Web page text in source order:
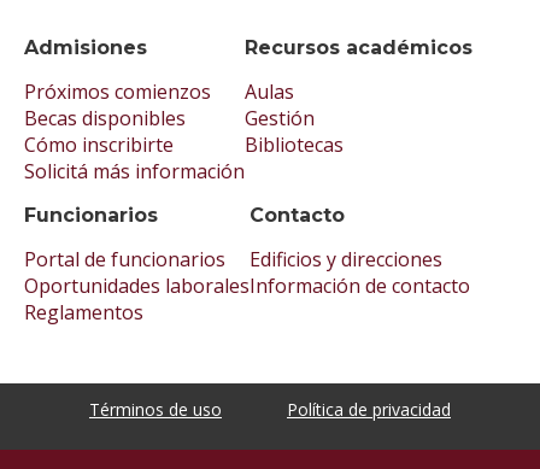
Admisiones
Próximos comienzos
Becas disponibles
Cómo inscribirte
Solicitá más información
Recursos académicos
Aulas
Gestión
Bibliotecas
Funcionarios
Portal de funcionarios
Oportunidades laborales
Reglamentos
Contacto
Edificios y direcciones
Información de contacto
Términos de uso Política de privacidad